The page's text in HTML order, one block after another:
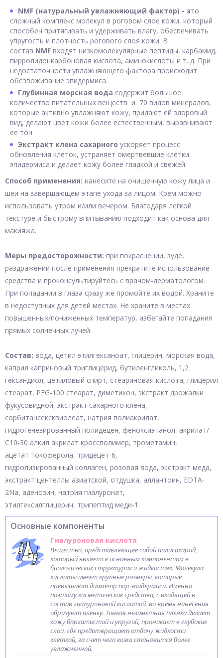
NMF (натуральный увлажняющий фактор) - это
сложный комплекс молекул в роговом слое кожи, который
способен притягивать и удерживать влагу, обеспечивать
упругость и плотность рогового слоя кожи. В
состав NMF входят низкомолекулярные пептиды, карбамид,
пирролидонкарбоновая кислота, аминокислоты и т. д. При
недостаточности увлажняющего фактора происходит
обезвоживание эпидермиса.
Глубинная морская вода содержит большое
количество питательных веществ и 70 видов минералов,
которые активно увлажняют кожу, придают ей здоровый
вид, делают цвет кожи более естественным, выравнивают
ее тон.
Экстракт клена сахарного ускоряет процесс
обновления клеток, устраняет омертвевшие клетки
эпидермиса и делает кожу более гладкой и свежей.
Способ применения: нанесите на очищенную кожу лица и
шеи на завершающем этапе ухода за лицом. Крем можно
использовать утром и/или вечером. Благодаря легкой
текстуре и быстрому впитыванию подходит как основа для
макияжа.
Меры предосторожности: при покраснении, зуде,
раздражении после применения прекратите использование
средства и проконсультируйтесь с врачом-дерматологом.
При попадании в глаза сразу же промойте их водой. Храните
в недоступных для детей местах. Не храните в местах
повышенных/пониженных температур, избегайте попадания
прямых солнечных лучей.
Состав: вода, цетил этилгексаноат, глицерин, морская вода,
каприл каприновый триглицерид, бутиленгликоль, 1,2
гександиол, цетиловый спирт, стеариновая кислота, глицерил
стеарат, PEG-100 стеарат, диметикон, экстракт дрожалки
фукусовидной, экстракт сахарного клена,
сорбитансексквиолеат, натрия полиакрилат,
гидрогенезированный полидецен, феноксиэтанол, акрилат/
С10-30 алкил акрилат кроссполимер, трометамин,
ацетат токоферола, тридецет-6,
гидролизированный коллаген, розовая вода, экстракт меда,
экстракт центеллы азиатской, отдушка, аллантоин, EDTA-
2Na, аденозин, натрия гиалуронат,
этилгексилглицерин, трипептид меди-1.
Основные компоненты
Гиалуроновая кислота
Вещество, представляющее собой полисахарид,
который является основным компонентом в
биологических структурах и жидкостях. Молекула
кислоты имеет крупные размеры, которые
превышают диаметр пор эпидермиса. Именно
поэтому косметические средства, с входящей в
состав гиалуроновой кислотой, во время нанесения
образуют пленку. Тонкая незаметная пленка делает
кожу бархатистой и упругой, проникает в глубокие
слои, где предотвращает отдачу жидкости
клеткой, за счет чего кожа становится более
увлажненной.